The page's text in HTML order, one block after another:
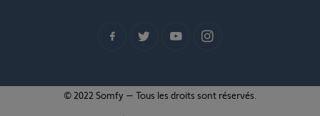
© 2022 Somfy – Tous les droits sont réservés.